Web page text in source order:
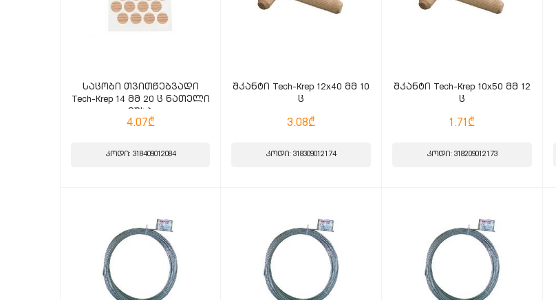
საცობი თვითწებვადი
Tech-Krep 14 მმ 20 ც ნათელი
4.07₾
კოდი: 318409012084
შკანტი Tech-Krep 12x40 მმ 10
ც
3.08₾
კოდი: 318309012174
შკანტი Tech-Krep 10x50 მმ 12
ც
1.71₾
კოდი: 318209012173